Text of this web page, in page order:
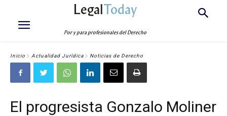
LegalToday
Por y para profesionales del Derecho
Inicio Actualidad Jurídica Noticias de Derecho
El progresista Gonzalo Moliner